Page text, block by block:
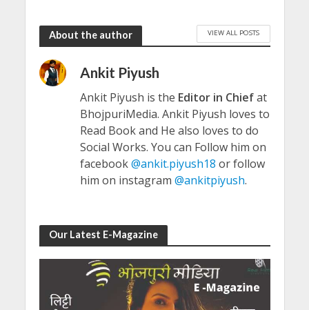
About the author VIEW ALL POSTS
Ankit Piyush
Ankit Piyush is the Editor in Chiefat
BhojpuriMedia. Ankit Piyush loves to
Read Book and He also loves to do
Social Works. You can Follow him on
facebook@ankit.piyush18 or follow
him on instagram @ankitpiyush.
Our Latest E-Magazine